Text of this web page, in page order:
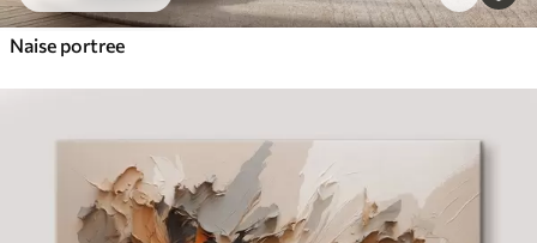
Naise portree